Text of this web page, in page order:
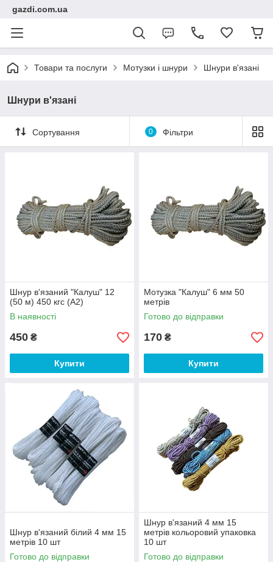
gazdi.com.ua
Товари та послуги Мотузки і шнури Шнури в'язані
Шнури в'язані
Сортування 0 Фільтри
Шнур в'язаний "Калуш" 12
(50 м) 450 кгс (A2)
В наявності
450 ₴
Купити
Мотузка "Калуш" 6 мм 50
метрів
Готово до відправки
170 ₴
Купити
Шнур в'язаний білий 4 мм 15
метрів 10 шт
Готово до відправки
Шнур в'язаний 4 мм 15
метрів кольоровий упаковка
10 шт
Готово до відправки